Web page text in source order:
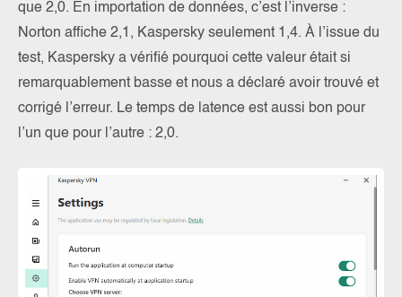
que 2,0. En importation de données, c’est l’inverse :
Norton affiche 2,1, Kaspersky seulement 1,4. À l’issue du
test, Kaspersky a vérifié pourquoi cette valeur était si
remarquablement basse et nous a déclaré avoir trouvé et
corrigé l’erreur. Le temps de latence est aussi bon pour
l’un que pour l’autre : 2,0.